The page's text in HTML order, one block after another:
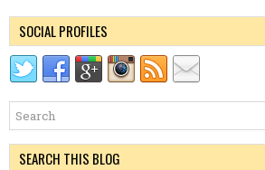
SOCIAL PROFILES
SEARCH THIS BLOG